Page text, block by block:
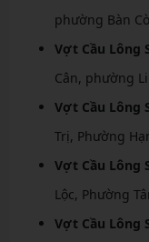
phường Bàn
Vợt Cầu Lông
Cân, phường
Vợt Cầu Lông
Trị, Phường
Vợt Cầu Lông
Lộc, Phường
Vợt Cầu Lông